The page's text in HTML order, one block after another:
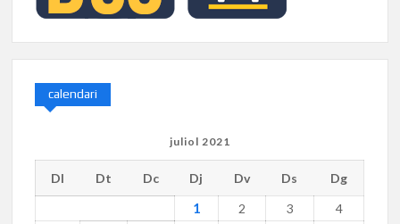
calendari
juliol 2021
Dl Dt Dc Dj Dv Ds Dg
1 2 3 4